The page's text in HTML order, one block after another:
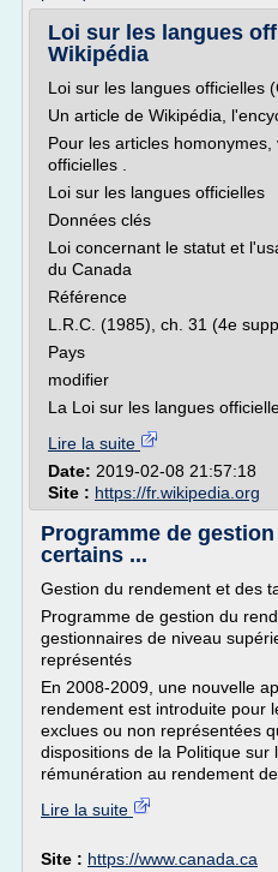
Loi sur les langues
Wikipédia
Loi sur les langues officielles
Un article de Wikipédia,
Pour les articles
officielles .
Loi sur les langues officielles
Données clés
Loi concernant le statut et
du Canada
Référence
L.R.C. (1985), ch. 31 (4e
Pays
modifier
La Loi sur les langues
Lire la suite
Date: 2019-02-08 21:57:18
Site : https://fr.wikipedia.org
Programme de
certains ...
Gestion du rendement et des
Programme de gestion du
gestionnaires de niveau
représentés
En 2008-2009, une nouvelle
rendement est introduite pour
exclues ou non représentées
dispositions de la Politique sur
rémunération au rendement
Lire la suite
Site : https://www.canada.ca